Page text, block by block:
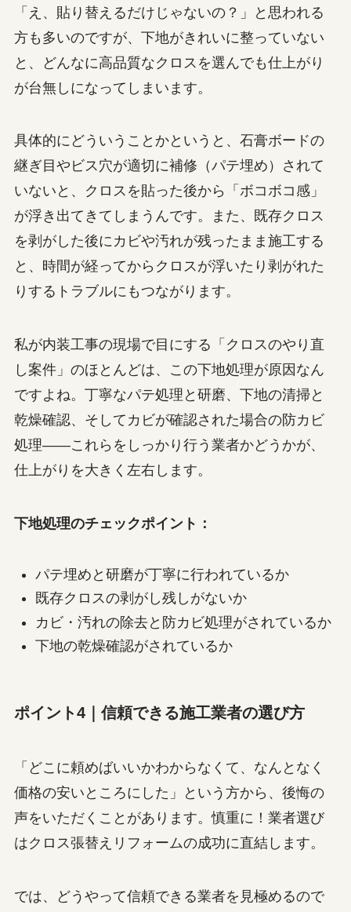
「え、貼り替えるだけじゃないの？」と思われる
方も多いのですが、下地がきれいに整っていない
と、どんなに高品質なクロスを選んでも仕上がり
が台無しになってしまいます。
具体的にどういうことかというと、石膏ボードの
継ぎ目やビス穴が適切に補修（パテ埋め）されて
いないと、クロスを貼った後から「ボコボコ感」
が浮き出てきてしまうんです。また、既存クロス
を剥がした後にカビや汚れが残ったまま施工する
と、時間が経ってからクロスが浮いたり剥がれた
りするトラブルにもつながります。
私が内装工事の現場で目にする「クロスのやり直
し案件」のほとんどは、この下地処理が原因なん
ですよね。丁寧なパテ処理と研磨、下地の清掃と
乾燥確認、そしてカビが確認された場合の防カビ
処理——これらをしっかり行う業者かどうかが、
仕上がりを大きく左右します。
下地処理のチェックポイント：
パテ埋めと研磨が丁寧に行われているか
既存クロスの剥がし残しがないか
カビ・汚れの除去と防カビ処理がされているか
下地の乾燥確認がされているか
ポイント4｜信頼できる施工業者の選び方
「どこに頼めばいいかわからなくて、なんとなく
価格の安いところにした」という方から、後悔の
声をいただくことがあります。慎重に！業者選び
はクロス張替えリフォームの成功に直結します。
では、どうやって信頼できる業者を見極めるので